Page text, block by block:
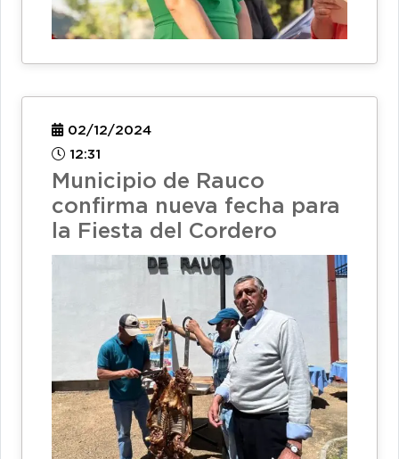
02/12/2024
12:31
Municipio de Rauco
confirma nueva fecha para
la Fiesta del Cordero